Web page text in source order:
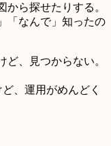
ら探せたりする。
「なんで」知ったの
、見つからない。
、運用がめんどく